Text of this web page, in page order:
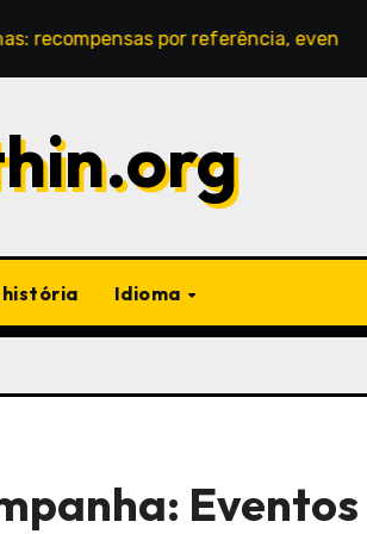
por referência, eventos
história Idioma
Eventos